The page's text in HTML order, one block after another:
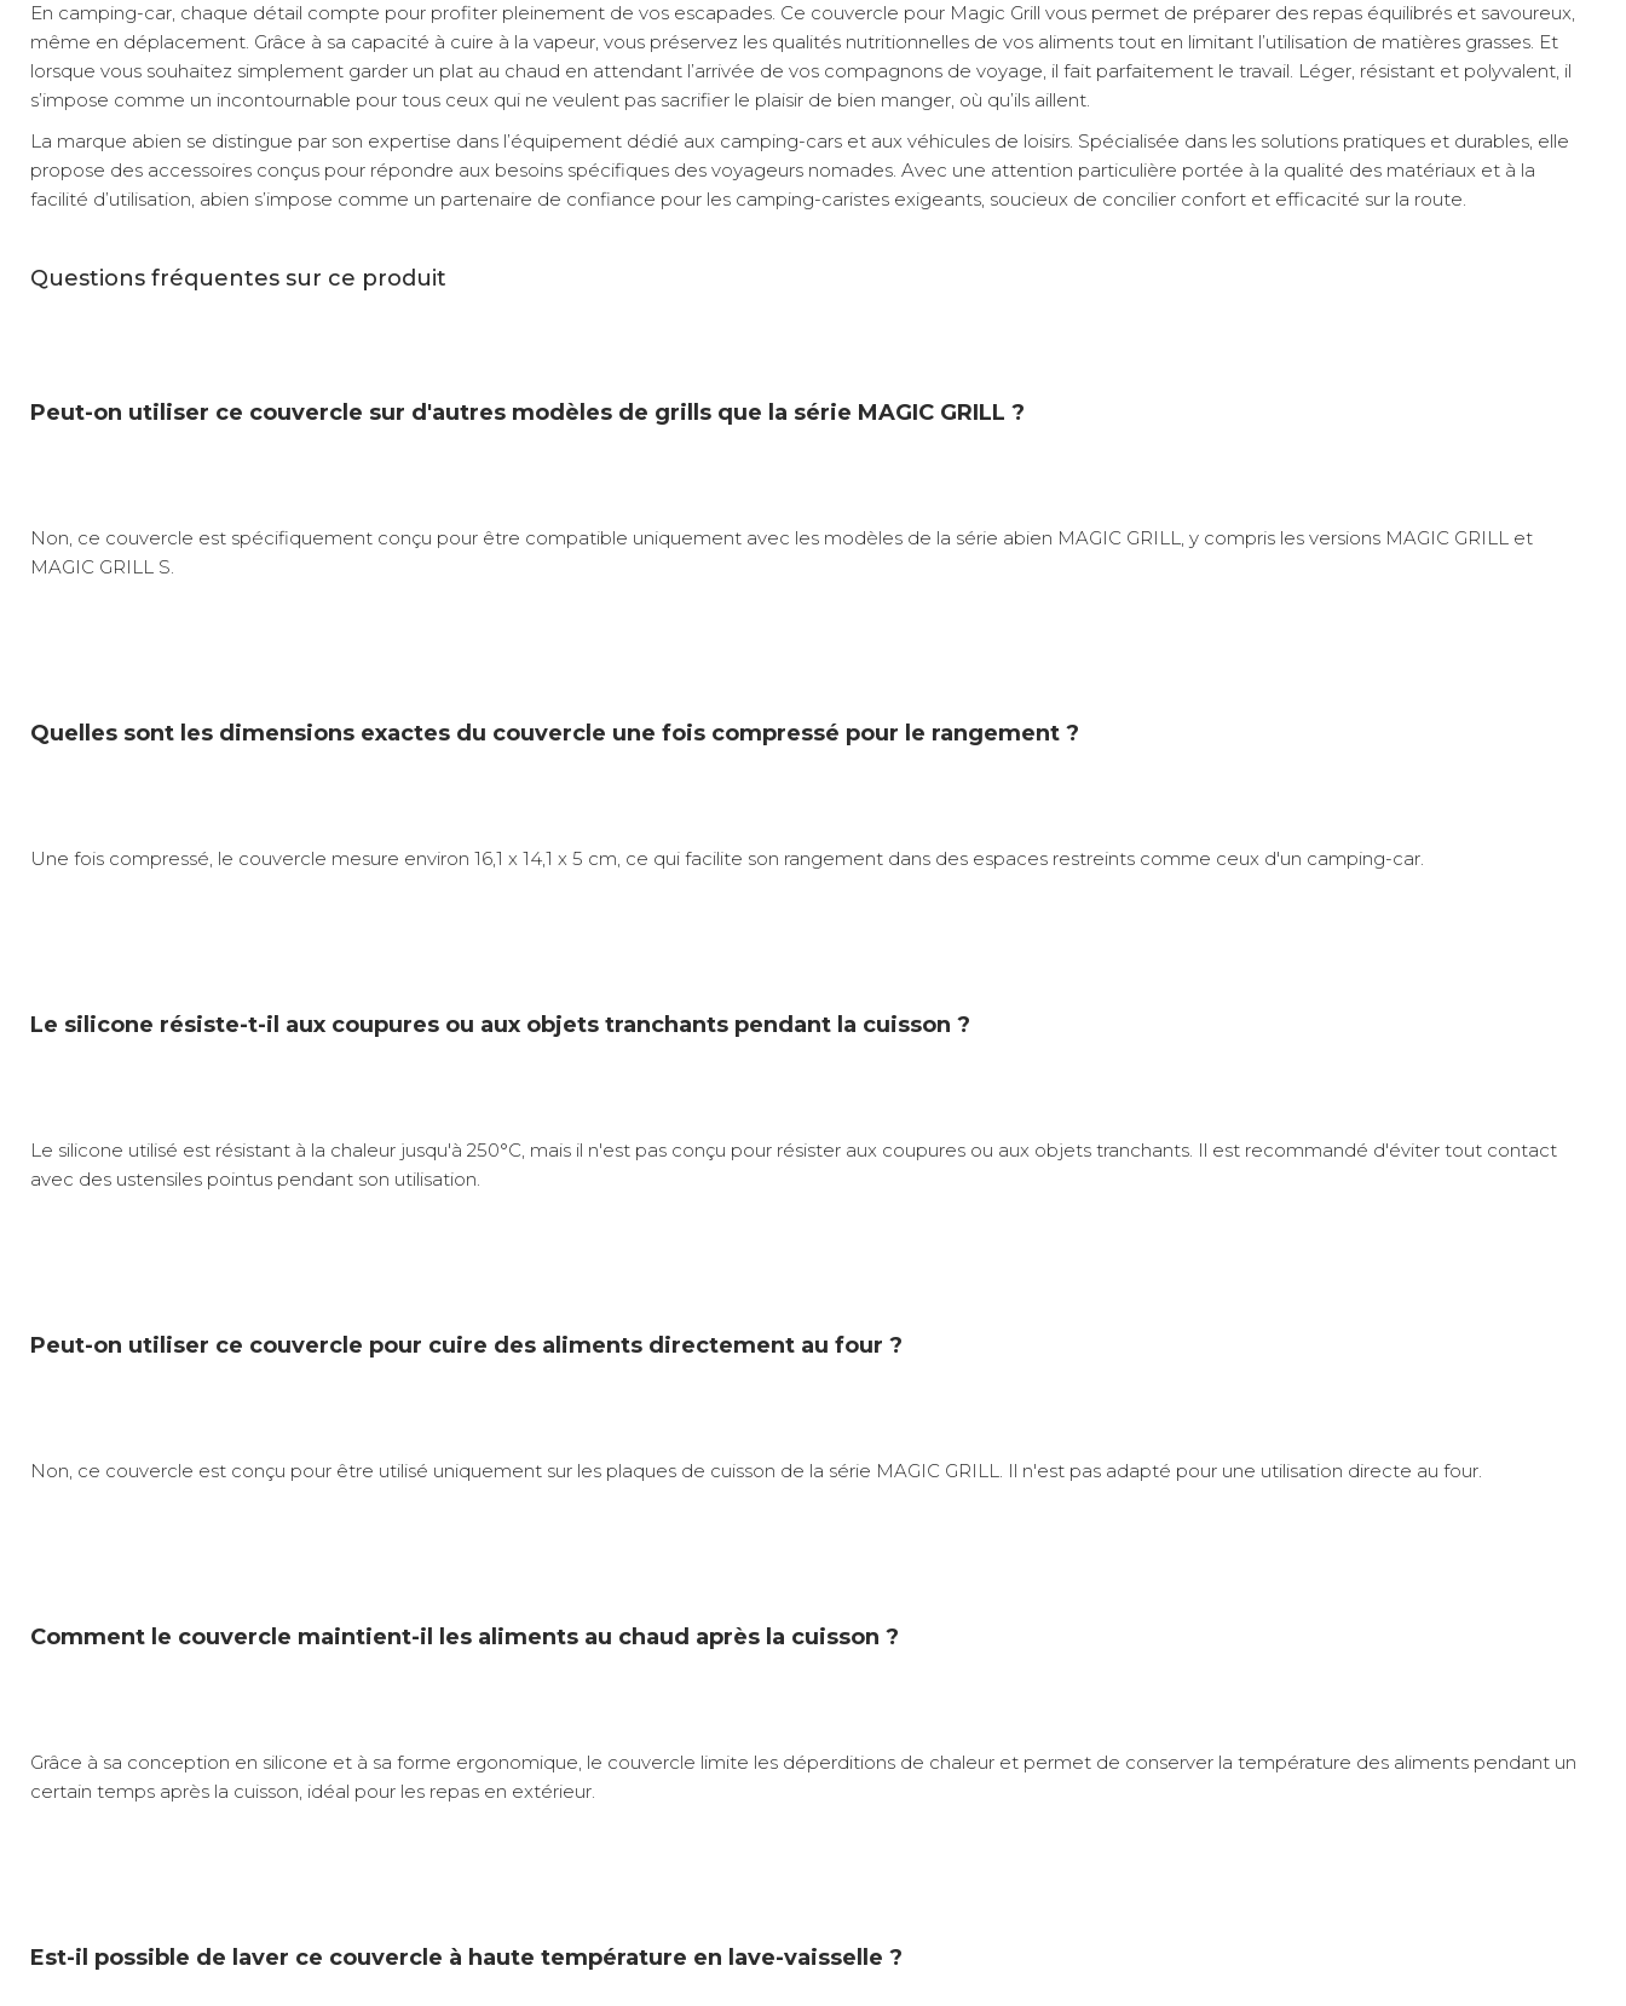
En camping-car, chaque détail compte pour profiter pleinement de vos escapades. Ce couvercle pour Magic Grill vous permet de préparer des repas équilibrés et savoureux,
même en déplacement. Grâce à sa capacité à cuire à la vapeur, vous préservez les qualités nutritionnelles de vos aliments tout en limitant l’utilisation de matières grasses. Et
lorsque vous souhaitez simplement garder un plat au chaud en attendant l’arrivée de vos compagnons de voyage, il fait parfaitement le travail. Léger, résistant et polyvalent, il
s’impose comme un incontournable pour tous ceux qui ne veulent pas sacrifier le plaisir de bien manger, où qu’ils aillent.
La marque abien se distingue par son expertise dans l’équipement dédié aux camping-cars et aux véhicules de loisirs. Spécialisée dans les solutions pratiques et durables, elle
propose des accessoires conçus pour répondre aux besoins spécifiques des voyageurs nomades. Avec une attention particulière portée à la qualité des matériaux et à la
facilité d’utilisation, abien s’impose comme un partenaire de confiance pour les camping-caristes exigeants, soucieux de concilier confort et efficacité sur la route.
Questions fréquentes sur ce produit
Peut-on utiliser ce couvercle sur d'autres modèles de grills que la série MAGIC GRILL ?
Non, ce couvercle est spécifiquement conçu pour être compatible uniquement avec les modèles de la série abien MAGIC GRILL, y compris les versions MAGIC GRILL et
MAGIC GRILL S.
Quelles sont les dimensions exactes du couvercle une fois compressé pour le rangement ?
Une fois compressé, le couvercle mesure environ 16,1 x 14,1 x 5 cm, ce qui facilite son rangement dans des espaces restreints comme ceux d'un camping-car.
Le silicone résiste-t-il aux coupures ou aux objets tranchants pendant la cuisson ?
Le silicone utilisé est résistant à la chaleur jusqu'à 250°C, mais il n'est pas conçu pour résister aux coupures ou aux objets tranchants. Il est recommandé d'éviter tout contact
avec des ustensiles pointus pendant son utilisation.
Peut-on utiliser ce couvercle pour cuire des aliments directement au four ?
Non, ce couvercle est conçu pour être utilisé uniquement sur les plaques de cuisson de la série MAGIC GRILL. Il n'est pas adapté pour une utilisation directe au four.
Comment le couvercle maintient-il les aliments au chaud après la cuisson ?
Grâce à sa conception en silicone et à sa forme ergonomique, le couvercle limite les déperditions de chaleur et permet de conserver la température des aliments pendant un
certain temps après la cuisson, idéal pour les repas en extérieur.
Est-il possible de laver ce couvercle à haute température en lave-vaisselle ?